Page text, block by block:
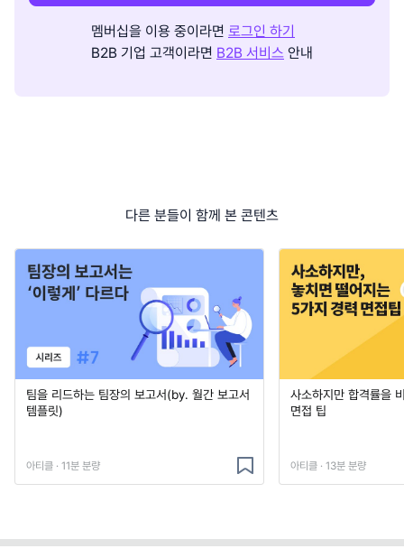
멤버십을 이용 중이라면 로그인 하기
B2B 기업 고객이라면 B2B 서비스 안내
다른 분들이 함께 본 콘텐츠
팀을 리드하는 팀장의 보고서(by. 월간 보고서
템플릿)
아티클 · 11분 분량
사소하지만 합격률을
면접 팁
아티클 · 13분 분량